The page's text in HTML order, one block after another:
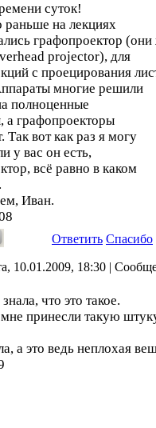
суток!
раньше на лекциях
графопроектор
projector), для
с проецирования
многие решили
полноценные
а графопроекторы
Так вот как раз я могу
у вас он есть,
всё равно в каком
Иван.
Ответить Спасибо
10.01.2009, 18:30 |
что это такое.
принесли такую
а это ведь неплохая